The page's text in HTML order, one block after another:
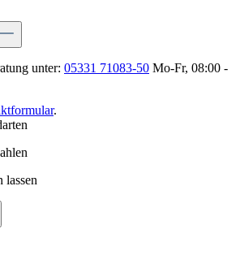
unter: 05331 71083-50 Mo-Fr, 08:00 -
.
lassen